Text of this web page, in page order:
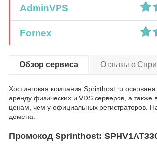
AdminVPS
Fornex
Обзор сервиса Отзывы о
Хостинговая компания Sprinthost.ru основана
аренду физических и VDS серверов, а
ценам, чем у официальных регистраторов.
домена.
Промокод Sprinthost: